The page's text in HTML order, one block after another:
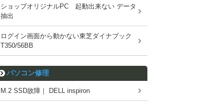
ショップオリジナルPC 起動出来ない データ
抽出
ログイン画面から動かない東芝ダイナブック
T350/56BB
パソコン修理
M.2 SSD故障｜ DELL inspiron